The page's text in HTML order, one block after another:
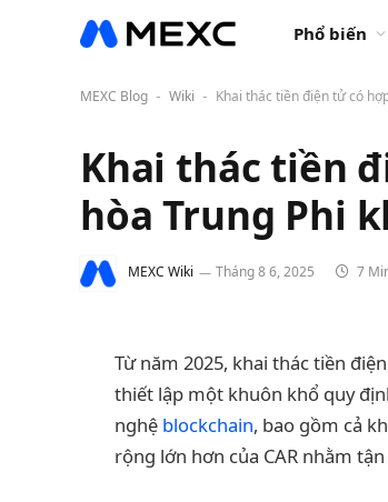
Phổ biến
MEXC Blog - Wiki - Khai thác tiền điện tử có
Khai thác tiền
hòa Trung Phi
MEXC Wiki Tháng 8 6, 2025 7
Từ năm 2025, khai thác tiền
thiết lập một khuôn khổ quy
nghệ blockchain, bao gồm cả
rộng lớn hơn của CAR nhằm